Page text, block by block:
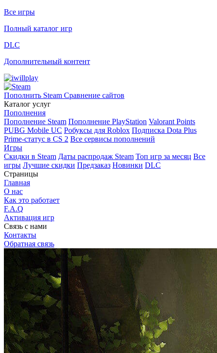
Все игры
Полный каталог игр
DLC
Дополнительный контент
Пополнить Steam Сравнение сайтов
Каталог услуг
Пополнения
Пополнение Steam Пополнение PlayStation Valorant Points
PUBG Mobile UC Робуксы для Roblox Подписка Dota Plus
Prime-статус в CS 2 Все сервисы пополнений
Игры
Скидки в Steam Даты распродаж Steam Топ игр за месяц Все
игры Лучшие скидки Предзаказ Новинки DLC
Страницы
Главная
О нас
Как это работает
F.A.Q
Активация игр
Связь с нами
Контакты
Обратная связь